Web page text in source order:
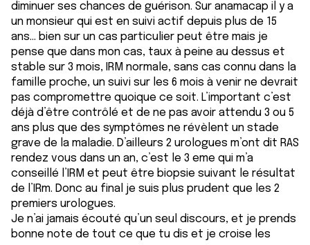
diminuer ses chances de guérison. Sur anamacap il y a
un monsieur qui est en suivi actif depuis plus de 15
ans… bien sur un cas particulier peut être mais je
pense que dans mon cas, taux à peine au dessus et
stable sur 3 mois, IRM normale, sans cas connu dans la
famille proche, un suivi sur les 6 mois à venir ne devrait
pas compromettre quoique ce soit. L’important c’est
déjà d’être contrôlé et de ne pas avoir attendu 3 ou 5
ans plus que des symptômes ne révèlent un stade
grave de la maladie. D’ailleurs 2 urologues m’ont dit RAS
rendez vous dans un an, c’est le 3 eme qui m’a
conseillé l’IRM et peut être biopsie suivant le résultat
de l’IRm. Donc au final je suis plus prudent que les 2
premiers urologues.
Je n’ai jamais écouté qu’un seul discours, et je prends
bonne note de tout ce que tu dis et je croise les